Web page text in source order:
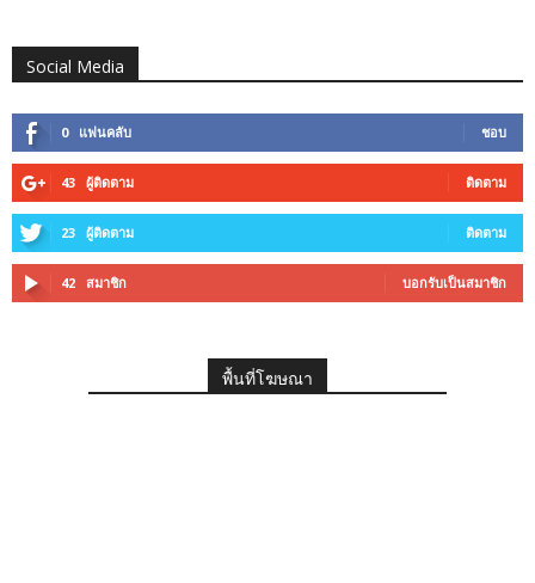
Social Media
0 แฟนคลับ ชอบ
43 ผู้ติดตาม ติดตาม
23 ผู้ติดตาม ติดตาม
42 สมาชิก บอกรับเป็นสมาชิก
พื้นที่โฆษณา